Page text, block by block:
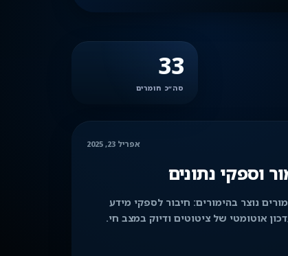
33
סה״כ חומרים
אפריל 23, 2025
וספקי נתונים
נוצר בהימורים: חיבור לספקי מידע
אוטומטי של ציטוטים ודיוק במצב חי.